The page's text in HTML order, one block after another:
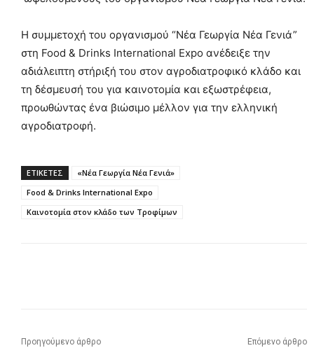
Η συμμετοχή του οργανισμού “Νέα Γεωργία Νέα Γενιά”
στη Food & Drinks International Expo ανέδειξε την
αδιάλειπτη στήριξή του στον αγροδιατροφικό κλάδο και
τη δέσμευσή του για καινοτομία και εξωστρέφεια,
προωθώντας ένα βιώσιμο μέλλον για την ελληνική
αγροδιατροφή.
ΕΤΙΚΕΤΕΣ
«Νέα Γεωργία Νέα Γενιά»
Food & Drinks International Expo
Καινοτομία στον κλάδο των Τροφίμων
Προηγούμενο άρθρο Επόμενο άρθρο